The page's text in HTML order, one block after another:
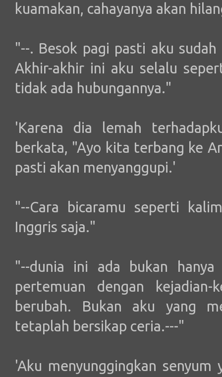
kuamakan, cahayanya akan
"--. Besok pagi pasti aku
Akhir-akhir ini aku selalu
tidak ada hubungannya."
'Karena dia lemah
berkata, "Ayo kita terbang ke
pasti akan menyanggupi.'
"--Cara bicaramu seperti
Inggris saja."
"--dunia ini ada bukan
pertemuan dengan
berubah. Bukan aku yang
tetaplah bersikap ceria.---"
'Aku menyunggingkan senyum